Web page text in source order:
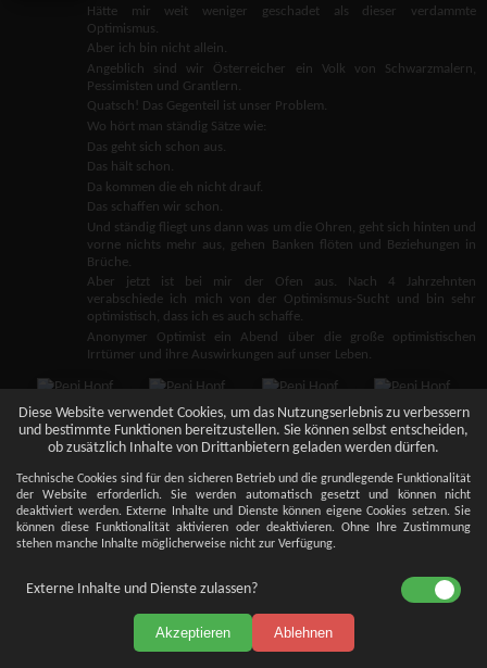
Hätte mir weit weniger geschadet als dieser verdammte
Optimismus.
Aber ich bin nicht allein.
Angeblich sind wir Österreicher ein Volk von Schwarzmalern,
Pessimisten und Grantlern.
Quatsch! Das Gegenteil ist unser Problem.
Wo hört man ständig Sätze wie:
Das geht sich schon aus.
Das hält schon.
Da kommen die eh nicht drauf.
Das schaffen wir schon.
Und ständig fliegt uns dann was um die Ohren, geht sich hinten und
vorne nichts mehr aus, gehen Banken flöten und Beziehungen in
Brüche.
Aber jetzt ist bei mir der Ofen aus. Nach 4 Jahrzehnten
verabschiede ich mich von der Optimismus-Sucht und bin sehr
optimistisch, dass ich es auch schaffe.
Anonymer Optimist ein Abend über die große optimistischen
Irrtümer und ihre Auswirkungen auf unser Leben.
Diese Website verwendet Cookies, um das Nutzungserlebnis zu verbessern
und bestimmte Funktionen bereitzustellen. Sie können selbst entscheiden,
ob zusätzlich Inhalte von Drittanbietern geladen werden dürfen.
Technische Cookies sind für den sicheren Betrieb und die grundlegende Funktionalität
der Website erforderlich. Sie werden automatisch gesetzt und können nicht
deaktiviert werden. Externe Inhalte und Dienste können eigene Cookies setzen. Sie
können diese Funktionalität aktivieren oder deaktivieren. Ohne Ihre Zustimmung
stehen manche Inhalte möglicherweise nicht zur Verfügung.
Externe Inhalte und Dienste zulassen?
Akzeptieren Ablehnen